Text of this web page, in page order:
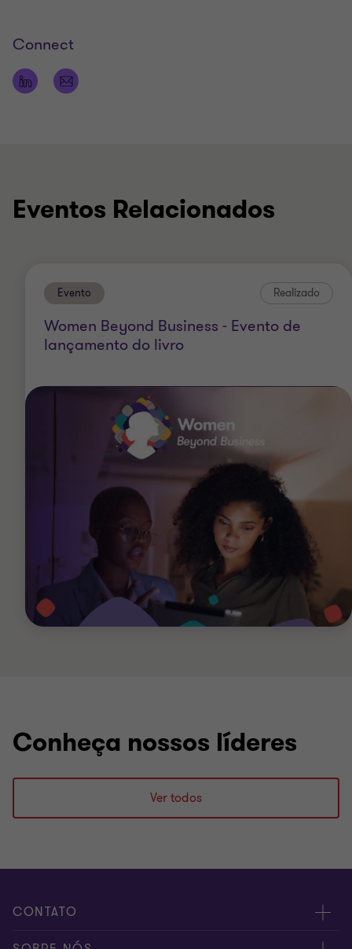
Connect
Eventos Relacionados
Evento Realizado
Women Beyond Business - Evento de
lançamento do livro
Conheça nossos líderes
Ver todos
CONTATO